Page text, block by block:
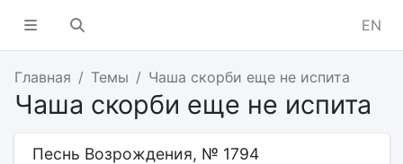
EN
Главная Темы Чаша скорби еще не испита
Чаша скорби еще не испита
Песнь Возрождения, № 1794